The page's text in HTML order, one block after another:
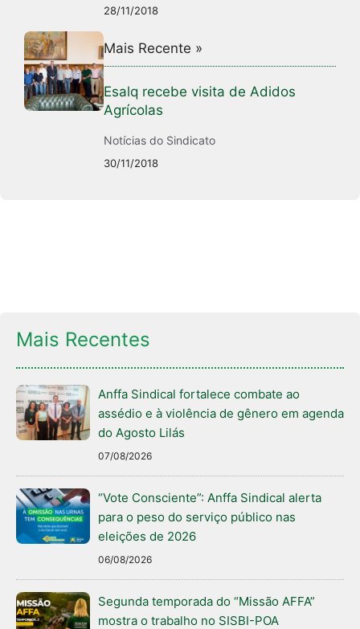
28/11/2018
Mais Recente »
Esalq recebe visita de Adidos
Agrícolas
Notícias do Sindicato
30/11/2018
Mais Recentes
Anffa Sindical fortalece combate ao
assédio e à violência de gênero em agenda
do Agosto Lilás
07/08/2026
“Vote Consciente”: Anffa Sindical alerta
para o peso do serviço público nas
eleições de 2026
06/08/2026
Segunda temporada do “Missão AFFA”
mostra o trabalho no SISBI-POA